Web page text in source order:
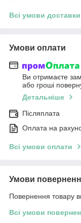
Всі умови доставки
Умови оплати
Ви отримаєте
або гроші
Детальніше
Післяплата
Оплата на
Всі умови оплати
Умови
Повернення товару
Всі умови